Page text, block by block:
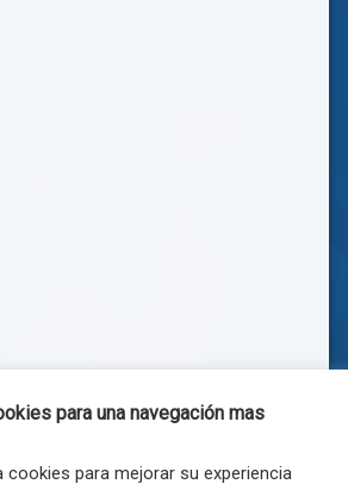
para una navegación mas
cookies para mejorar su experiencia